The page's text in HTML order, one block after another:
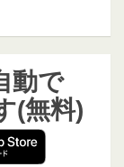
動で
(無料)